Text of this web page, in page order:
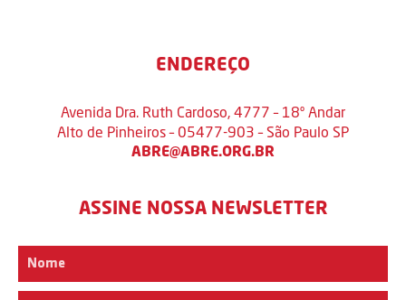
ENDEREÇO
Avenida Dra. Ruth Cardoso, 4777 – 18º Andar
Alto de Pinheiros – 05477-903 – São Paulo SP
ABRE@ABRE.ORG.BR
ASSINE NOSSA NEWSLETTER